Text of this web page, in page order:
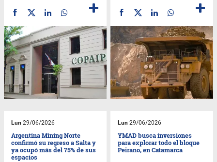
Lun 29/06/2026
Argentina Mining Norte
confirmó su regreso a Salta y
ya ocupó más del 75% de sus
espacios
Lun 29/06/2026
YMAD busca inversiones
para explorar todo el bloque
Peirano, en Catamarca